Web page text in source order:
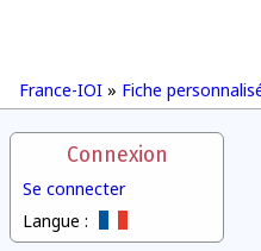
France-IOI » Fiche
Connexion
Se connecter
Langue :